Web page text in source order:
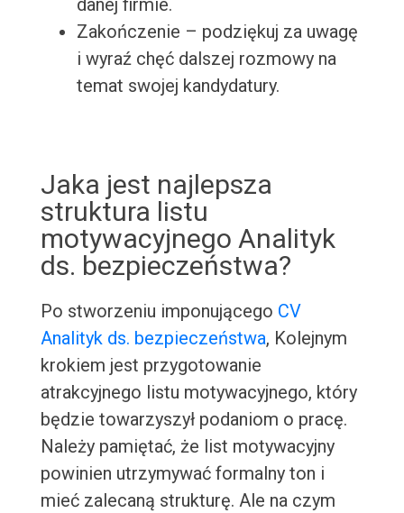
danej firmie.
Zakończenie – podziękuj za uwagę
i wyraź chęć dalszej rozmowy na
temat swojej kandydatury.
Jaka jest najlepsza
struktura listu
motywacyjnego Analityk
ds. bezpieczeństwa?
Po stworzeniu imponującego CV
Analityk ds. bezpieczeństwa, Kolejnym
krokiem jest przygotowanie
atrakcyjnego listu motywacyjnego, który
będzie towarzyszył podaniom o pracę.
Należy pamiętać, że list motywacyjny
powinien utrzymywać formalny ton i
mieć zalecaną strukturę. Ale na czym